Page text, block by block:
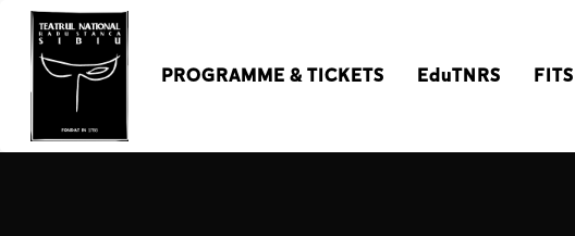
PROGRAMME & TICKETS EduTNRS FITS